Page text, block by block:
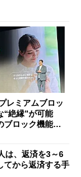
レミアムブロッ
“絶縁”が可能
ロック機能と
は、返済を3～6
てから返済する手